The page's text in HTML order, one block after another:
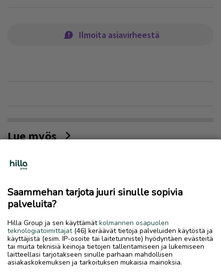
Ilmoita asiavirheestä
Lue myös
Saammehan tarjota juuri sinulle sopivia
palveluita?
Hilla Group ja sen käyttämätkolmannen osapuolen
teknologiatoimittajat(46) keräävät tietoja palveluiden käytöstä ja
käyttäjistä (esim. IP-osoite tai laitetunniste) hyödyntäen evästeitä
tai muita teknisiä keinoja tietojen tallentamiseen ja lukemiseen
laitteellasi tarjotakseen sinulle parhaan mahdollisen
asiakaskokemuksen ja tarkoituksen mukaisia mainoksia.